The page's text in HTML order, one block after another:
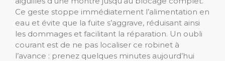
Ce geste stoppe immédiatement l’alimentation en
eau et évite que la fuite s’aggrave, réduisant ainsi
les dommages et facilitant la réparation. Un oubli
courant est de ne pas localiser ce robinet à
l’avance : prenez quelques minutes aujourd’hui